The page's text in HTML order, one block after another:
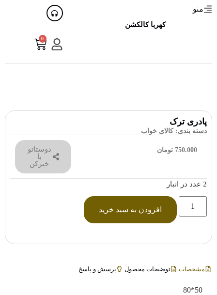
منو
کهربا کالکشن
0
پادری ترک
دسته بندی: کالای خواب
750.000 تومان
دوستاتو
با
خبرکن
2 عدد در انبار
افزودن به سبد خرید
مشخصات توضیحات محصول پرسش و پاسخ
50*80